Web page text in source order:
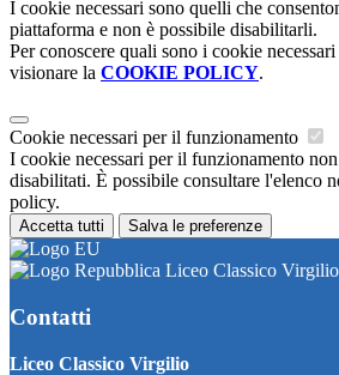
I cookie necessari sono quelli che
piattaforma e non è possibile disabilitarli.
Per conoscere quali sono i cookie
visionare la COOKIE POLICY.
Cookie necessari per il funzionamento
I cookie necessari per il funzionamento non
disabilitati. È possibile consultare l'elenco
policy.
Accetta tutti Salva le preferenze
Liceo Classico Virgilio
Contatti
Liceo Classico Virgilio